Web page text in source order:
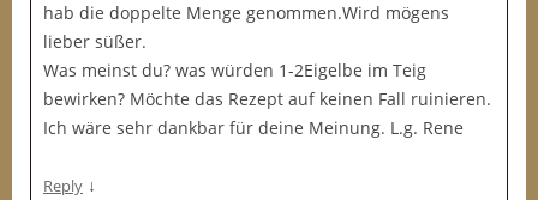
hab die doppelte Menge genommen.Wird mögens
lieber süßer.
Was meinst du? was würden 1-2Eigelbe im Teig
bewirken? Möchte das Rezept auf keinen Fall ruinieren.
Ich wäre sehr dankbar für deine Meinung. L.g. Rene
Reply ↓